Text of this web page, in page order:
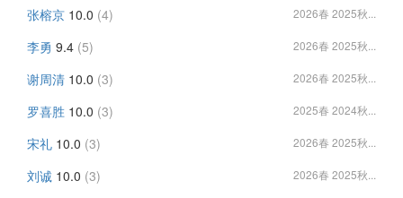
张榕京 10.0 (4) 2026春 2025秋...
李勇 9.4 (5) 2026春 2025秋...
谢周清 10.0 (3) 2026春 2025秋...
罗喜胜 10.0 (3) 2025春 2024秋...
宋礼 10.0 (3) 2026春 2025秋...
刘诚 10.0 (3) 2026春 2025秋...